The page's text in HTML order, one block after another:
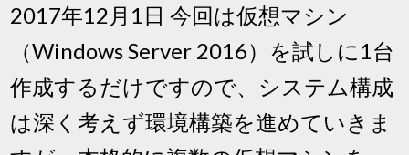
2017年12月1日 今回は仮想マシン
（Windows Server 2016）を試しに1台
作成するだけですので、システム構成
は深く考えず環境構築を進めていきま